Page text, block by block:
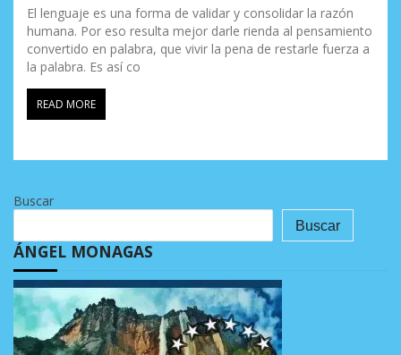
El lenguaje es una forma de validar y consolidar la razón
humana. Por eso resulta mejor darle rienda al pensamiento
convertido en palabra, que vivir la pena de restarle fuerza a
la palabra. Es así co
READ MORE
Buscar
Buscar
ÁNGEL MONAGAS